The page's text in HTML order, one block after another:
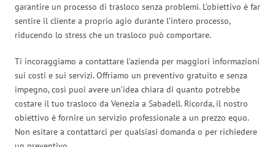
garantire un processo di trasloco senza problemi. L’obiettivo è far
sentire il cliente a proprio agio durante l’intero processo,
riducendo lo stress che un trasloco può comportare.
Ti incoraggiamo a contattare l’azienda per maggiori informazioni
sui costi e sui servizi. Offriamo un preventivo gratuito e senza
impegno, così puoi avere un’idea chiara di quanto potrebbe
costare il tuo trasloco da Venezia a Sabadell. Ricorda, il nostro
obiettivo è fornire un servizio professionale a un prezzo equo.
Non esitare a contattarci per qualsiasi domanda o per richiedere